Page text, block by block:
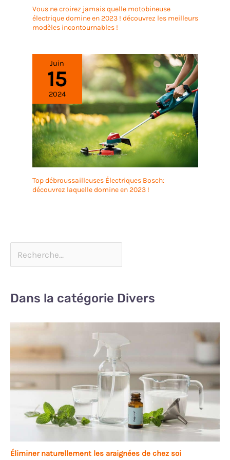
Vous ne croirez jamais quelle motobineuse
électrique domine en 2023 ! découvrez les meilleurs
modèles incontournables !
Juin
15
2024
Top débroussailleuses Électriques Bosch:
découvrez laquelle domine en 2023 !
Dans la catégorie Divers
Éliminer naturellement les araignées de chez soi